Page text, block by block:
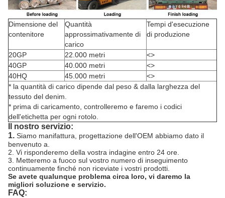
Dimensione del
contenitore
Quantità
approssimativamente di
carico
Tempi d'esecuzione
di produzione
20GP 22.000 metri
<>
40GP
40.000 metri
<>
40HQ
45.000 metri
<>
* la quantità di carico dipende dal peso & dalla larghezza del
tessuto del denim.
* prima di caricamento, controlleremo e faremo i codici
dell'etichetta per ogni rotolo.
Il nostro servizio:
1. Siamo manifattura, progettazione dell'OEM abbiamo dato il
benvenuto a.
2. Vi risponderemo della vostra indagine entro 24 ore.
3. Metteremo a fuoco sul vostro numero di inseguimento
continuamente finché non riceviate i vostri prodotti.
Se avete qualunque problema circa loro, vi daremo la
migliori soluzione e servizio.
FAQ: